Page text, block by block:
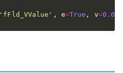
'fFld_VValue' , e=True , v=0.0